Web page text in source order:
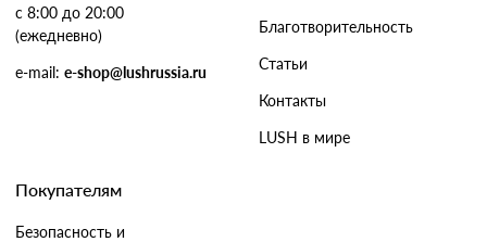
с 8:00 до 20:00
(ежедневно)
e-mail: e-shop@lushrussia.ru
Благотворительность
Статьи
Контакты
LUSH в мире
Покупателям
Безопасность и